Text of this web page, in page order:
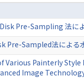
Pre-Sampling 法に
Pre-Sampled法による
Various Painterly
Image